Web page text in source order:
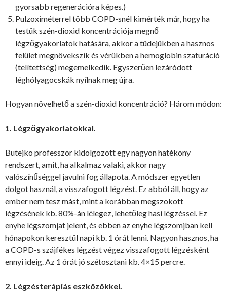
gyorsabb regenerációra képes.)
Pulzoximéterrel több COPD-snél kimérték már, hogy ha
testük szén-dioxid koncentrációja megnő
légzőgyakorlatok hatására, akkor a tüdejükben a hasznos
felület megnövekszik és vérükben a hemoglobin szaturáció
(telítettség) megemelkedik. Egyszerűen lezáródott
léghólyagocskák nyílnak meg újra.
Hogyan növelhető a szén-dioxid koncentráció? Három módon:
1. Légzőgyakorlatokkal.
Butejko professzor kidolgozott egy nagyon hatékony
rendszert, amit, ha alkalmaz valaki, akkor nagy
valószínűséggel javulni fog állapota. A módszer egyetlen
dolgot használ, a visszafogott légzést. Ez abból áll, hogy az
ember nem tesz mást, mint a korábban megszokott
légzésének kb. 80%-án lélegez, lehetőleg hasi légzéssel. Ez
enyhe légszomjat jelent, és ebben az enyhe légszomjban kell
hónapokon keresztül napi kb. 1 órát lenni. Nagyon hasznos, ha
a COPD-s szájfékes légzést végez visszafogott légzésként
ennyi ideig. Az 1 órát jó szétosztani kb. 4×15 percre.
2. Légzésterápiás eszközökkel.